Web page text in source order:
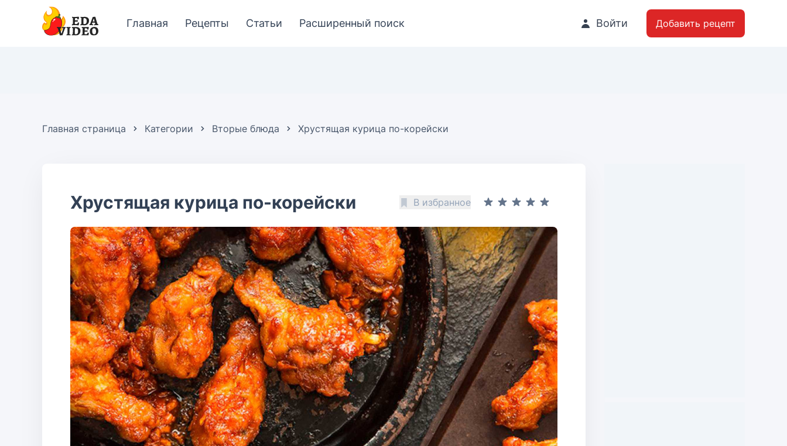
Главная Рецепты Статьи Расширенный поиск Войти Добавить рецепт
Главная страница Категории Вторые блюда Хрустящая курица по-корейски
Хрустящая курица по-корейски В избранное